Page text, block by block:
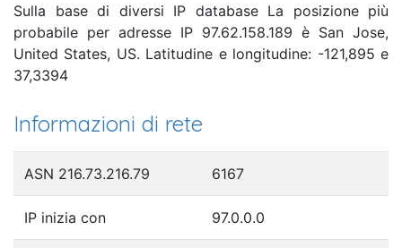
Sulla base di diversi IP database La posizione più
probabile per adresse IP 97.62.158.189 è San Jose,
United States, US. Latitudine e longitudine: -121,895 e
37,3394
Informazioni di rete
ASN 216.73.216.79 6167
IP inizia con 97.0.0.0